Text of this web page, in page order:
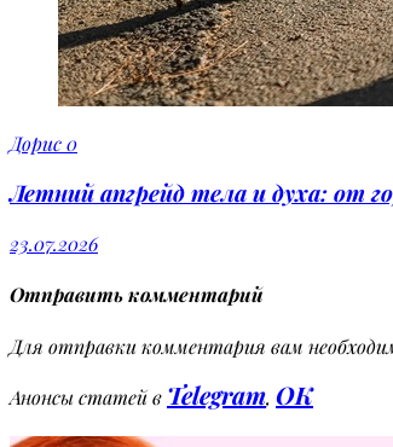
Дорис0
Летний апгрейд тела и духа: от
23.07.2026
Отправить комментарий
Для отправки комментария вам
Анонсы статей в Telegram, OK